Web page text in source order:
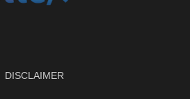
DISCLAIMER